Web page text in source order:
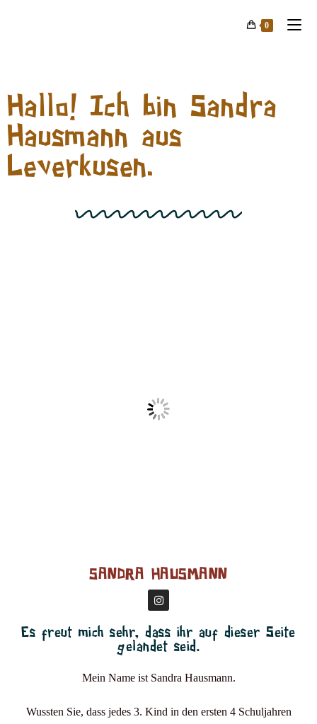
0
Hallo! Ich bin Sandra
Hausmann aus
Leverkusen.
SANDRA HAUSMANN
Es freut mich sehr, dass ihr auf dieser Seite
gelandet seid.
Mein Name ist Sandra Hausmann.
Wussten Sie, dass jedes 3. Kind in den ersten 4 Schuljahren